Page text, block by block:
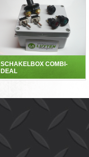
SCHAKELBOX COMBI-
DEAL